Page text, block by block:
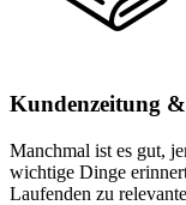
Kundenzeitung
Manchmal ist es gut,
wichtige Dinge
Laufenden zu